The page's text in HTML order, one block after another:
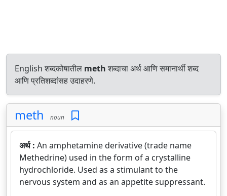
English शब्दकोषातील methशब्दाचा अर्थ आणि समानार्थी शब्द
आणि प्रतिशब्दांसह उदाहरणे.
meth noun
अर्थ : An amphetamine derivative (trade name
Methedrine) used in the form of a crystalline
hydrochloride. Used as a stimulant to the
nervous system and as an appetite suppressant.